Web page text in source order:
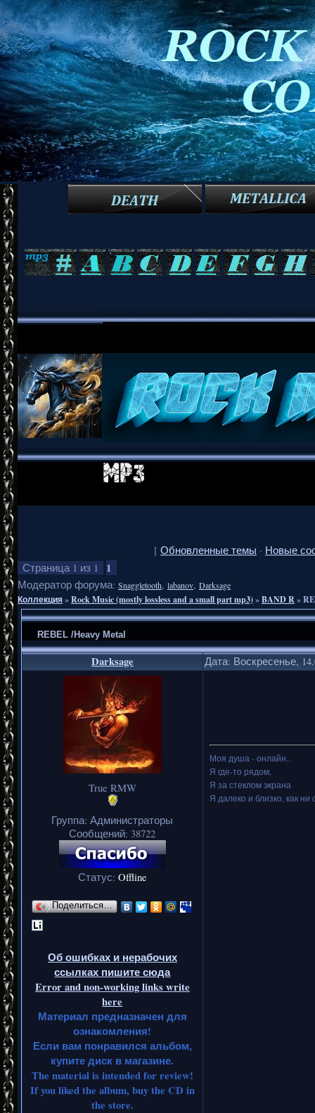
[ Обновленные темы · Новые
Страница 1 из 1 1
Модератор форума: Snaggletooth, labanov, Darksage
Коллекция»Rock Music (mostly lossless and a small part mp3)»BAND R»
REBEL /Heavy Metal
Darksage Дата: Воскресенье,
True RMW
Группа: Администраторы
Сообщений: 38722
Статус: Offline
Поделиться…
Об ошибках и нерабочих
ссылках пишите сюда
Error and non-working links write
here
Материал предназначен для
ознакомления!
Если вам понравился альбом,
купите диск в магазине.
The material is intended for review!
If you liked the album, buy the CD in
the store.
Моя душа - онлайн..
Я где-то рядом,
Я за стеклом экрана
Я далеко и близко, как ни